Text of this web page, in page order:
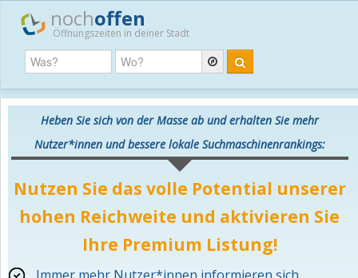
nochoffen
Öffnungszeiten in deiner Stadt
Heben Sie sich von der Masse ab und erhalten Sie mehr
Nutzer*innen und bessere lokale Suchmaschinenrankings:
Nutzen Sie das volle Potential unserer
hohen Reichweite und aktivieren Sie
Ihre Premium Listung!